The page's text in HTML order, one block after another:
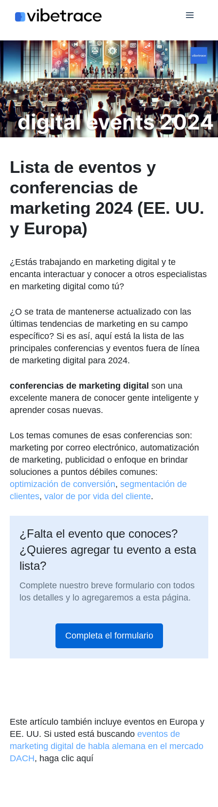
Menú
Lista de eventos y
conferencias de
marketing 2024 (EE. UU.
y Europa)
¿Estás trabajando en marketing digital y te
encanta interactuar y conocer a otros especialistas
en marketing digital como tú?
¿O se trata de mantenerse actualizado con las
últimas tendencias de marketing en su campo
específico? Si es así, aquí está la lista de las
principales conferencias y eventos fuera de línea
de marketing digital para 2024.
conferencias de marketing digital son una
excelente manera de conocer gente inteligente y
aprender cosas nuevas.
Los temas comunes de esas conferencias son:
marketing por correo electrónico, automatización
de marketing, publicidad o enfoque en brindar
soluciones a puntos débiles comunes:
optimización de conversión, segmentación de
clientes, valor de por vida del cliente.
¿Falta el evento que conoces?
¿Quieres agregar tu evento a esta
lista?
Complete nuestro breve formulario con todos
los detalles y lo agregaremos a esta página.
Completa el formulario
Este artículo también incluye eventos en Europa y
EE. UU. Si usted está buscando eventos de
marketing digital de habla alemana en el mercado
DACH, haga clic aquí